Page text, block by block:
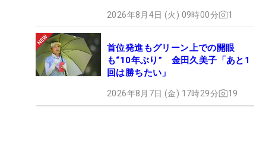
2026年8月4日 (火) 09時00分 1
首位発進もグリーン上での開眼
も“10年ぶり” 金田久美子「あと1
回は勝ちたい」
2026年8月7日 (金) 17時29分 19